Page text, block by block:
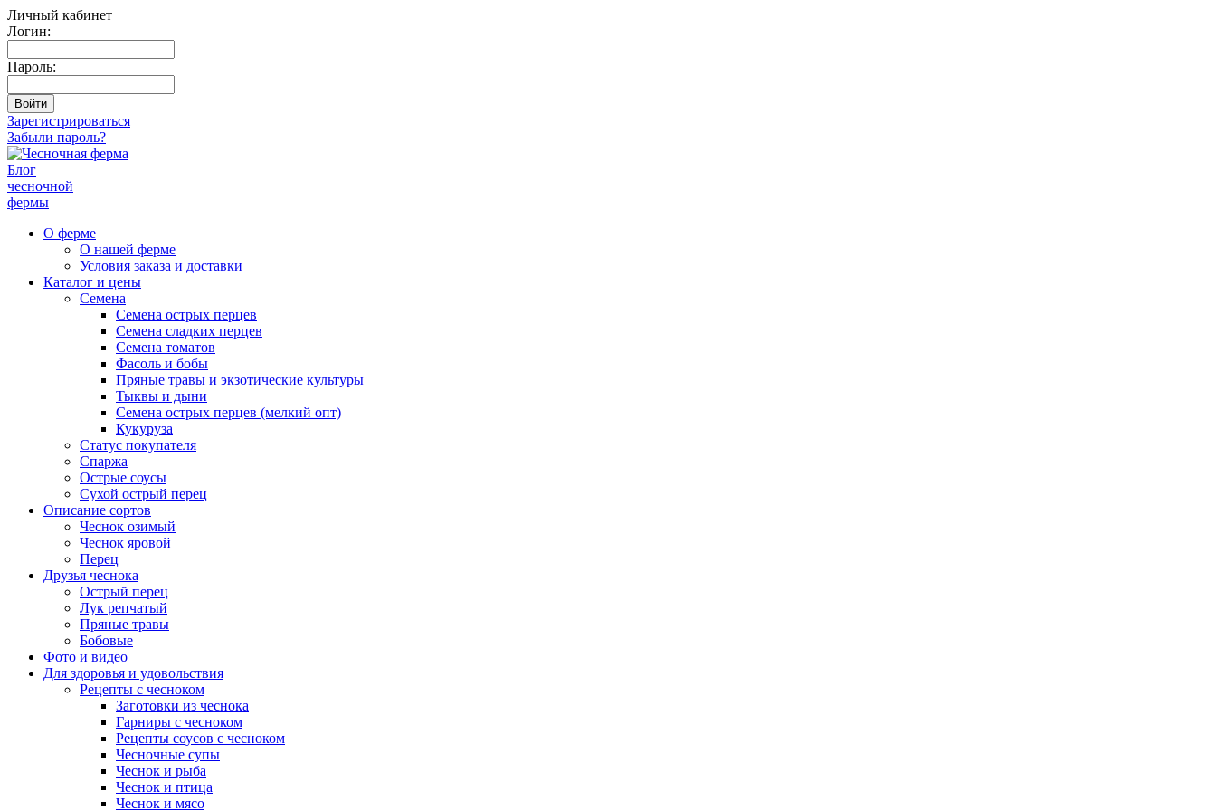
Личный кабинет
Логин:
Пароль:
Зарегистрироваться
Забыли пароль?
Блог
чесночной
фермы
О ферме
О нашей ферме
Условия заказа и доставки
Каталог и цены
Семена
Семена острых перцев
Семена сладких перцев
Семена томатов
Фасоль и бобы
Пряные травы и экзотические культуры
Тыквы и дыни
Семена острых перцев (мелкий опт)
Кукуруза
Статус покупателя
Спаржа
Острые соусы
Сухой острый перец
Описание сортов
Чеснок озимый
Чеснок яровой
Перец
Друзья чеснока
Острый перец
Лук репчатый
Пряные травы
Бобовые
Фото и видео
Для здоровья и удовольствия
Рецепты с чесноком
Заготовки из чеснока
Гарниры с чесноком
Рецепты соусов с чесноком
Чесночные супы
Чеснок и рыба
Чеснок и птица
Чеснок и мясо